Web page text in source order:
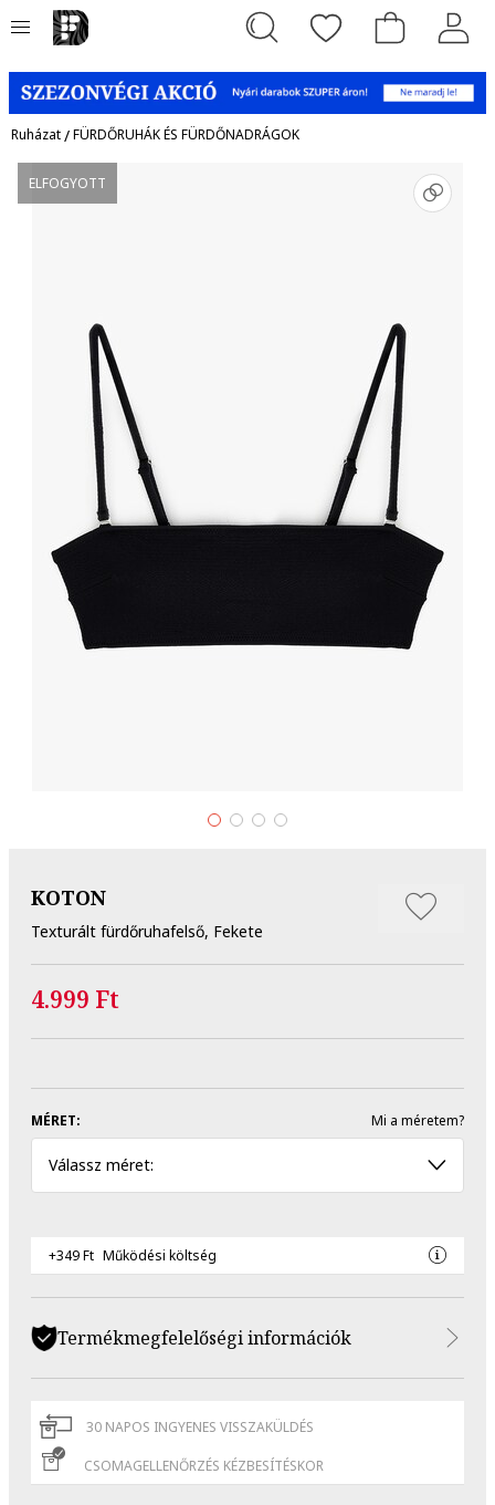
Ruházat/FÜRDŐRUHÁK ÉS FÜRDŐNADRÁGOK
ELFOGYOTT
KOTON
Texturált fürdőruhafelső, Fekete
4.999 Ft
MÉRET: Mi a méretem?
Válassz méret:
+349 Ft Működési költség
Termékmegfelelőségi információk
30 NAPOS INGYENES VISSZAKÜLDÉS
CSOMAGELLENŐRZÉS KÉZBESÍTÉSKOR